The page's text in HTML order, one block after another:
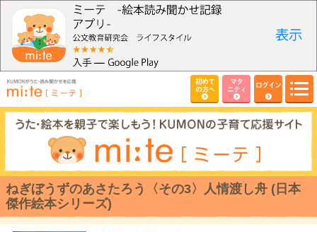
初めて
の方へ
マタ
ニティ
ログイン
ねぎぼうずのあさたろう〈その3〉人情渡し舟 (日本
傑作絵本シリーズ)